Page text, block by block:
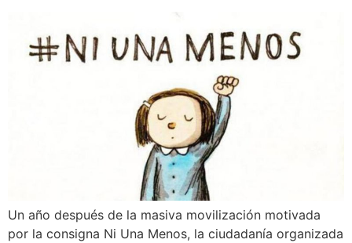
Un año después de la masiva movilización motivada
por la consigna Ni Una Menos, la ciudadanía organizada